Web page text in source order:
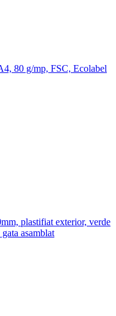
80 g/mp, FSC, Ecolabel
plastifiat exterior, verde
asamblat